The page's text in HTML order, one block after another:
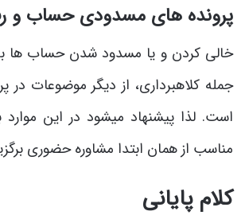
پرونده ‌های مسدودی حساب و
خالی کردن و یا مسدود شدن حساب ها
جمله کلاهبرداری، از دیگر موضوعات در
است. لذا پیشنهاد میشود در این
مناسب از همان ابتدا مشاوره حضوری
کلام پایانی